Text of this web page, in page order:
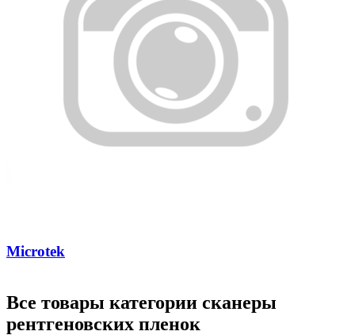
Microtek
Все товары категории сканеры
рентгеновских пленок